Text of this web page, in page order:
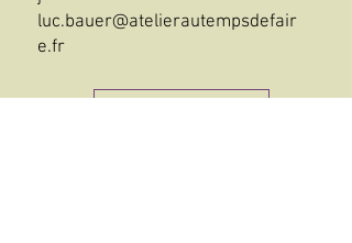
luc.bauer@atelierautempsdefair
e.fr